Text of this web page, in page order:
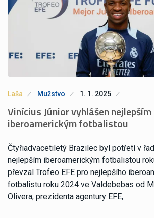
Laša Mužstvo 1. 1. 2025
Vinícius Júnior vyhlášen nejlepším
iberoamerickým fotbalistou
Čtyřiadvacetiletý Brazilec byl potřetí v
nejlepším iberoamerickým fotbalistou
převzal Trofeo EFE pro nejlepšího
fotbalistu roku 2024 ve Valdebebas od
Olivera, prezidenta agentury EFE,